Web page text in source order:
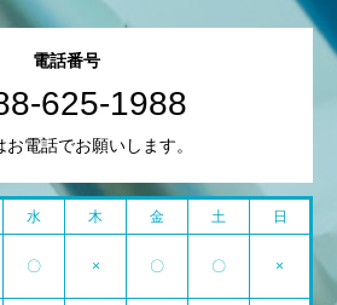
電話番号
625-1988
お電話でお願いします。
水 木 金 土 日
〇 × 〇 〇 ×